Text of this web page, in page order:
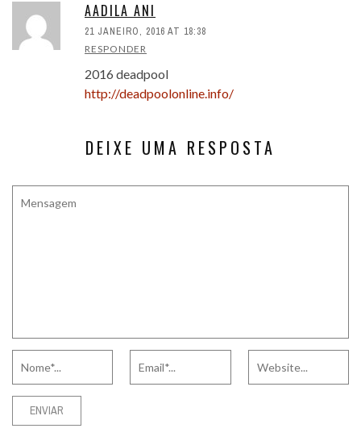
AADILA ANI
21 JANEIRO, 2016 AT 18:38
RESPONDER
2016 deadpool
http://deadpoolonline.info/
DEIXE UMA RESPOSTA